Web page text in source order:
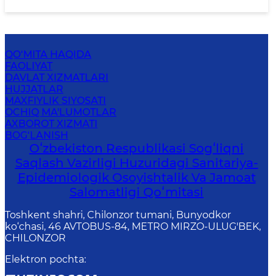
QO‘MITA HAQIDA
FAOLIYAT
DAVLAT XIZMATLARI
HUJJATLAR
MAXFIYLIK SIYOSATI
OCHIQ MA'LUMOTLAR
AXBOROT XIZMATI
BOG‘LANISH
Oʻzbekiston Respublikasi Sogʻliqni
Saqlash Vazirligi Huzuridagi Sanitariya-
Epidemiologik Osoyishtalik Va Jamoat
Salomatligi Qoʻmitasi
Toshkent shahri, Chilonzor tumani, Bunyodkor
ko‘chasi, 46 AVTOBUS-84, METRO MIRZO-ULUG'BEK,
CHILONZOR
Elektron pochta: